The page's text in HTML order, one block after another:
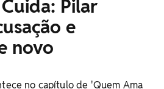
Pilar
e
novo
no capítulo de 'Quem Ama